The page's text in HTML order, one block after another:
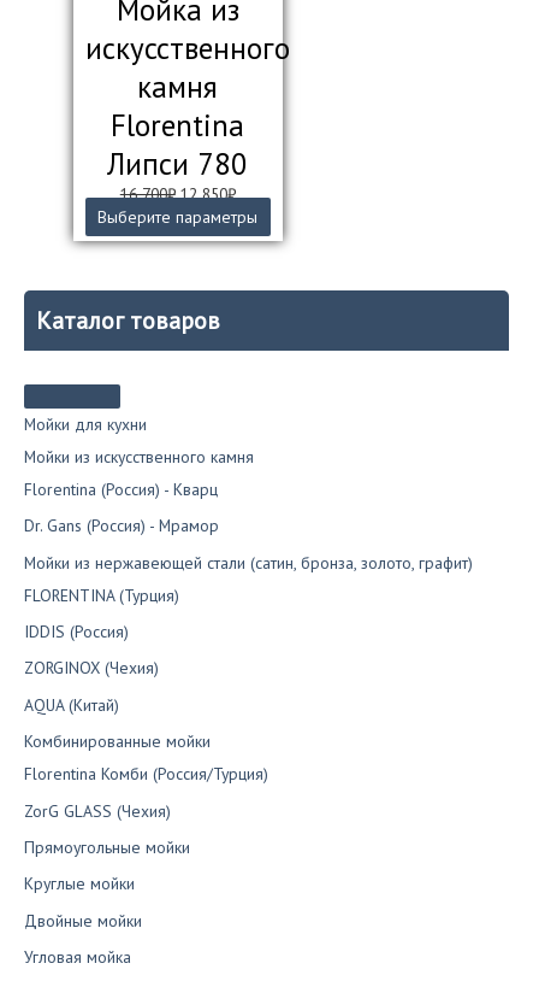
Каталог товаров
Мойки для кухни
Мойки из искусственного камня
Florentina (Россия) - Кварц
Dr. Gans (Россия) - Мрамор
Мойки из нержавеющей стали (сатин, бронза, золото, графит)
FLORENTINA (Турция)
IDDIS (Россия)
ZORGINOX (Чехия)
AQUA (Китай)
Комбинированные мойки
Florentina Комби (Россия/Турция)
ZorG GLASS (Чехия)
Прямоугольные мойки
Круглые мойки
Двойные мойки
Угловая мойка
Мойка из
искусственного
камня
Florentina
Липси 780
16 700₽Первоначальная
цена
составляла
12 850₽Текущая
цена:
12
Выберите параметры
товар
можно